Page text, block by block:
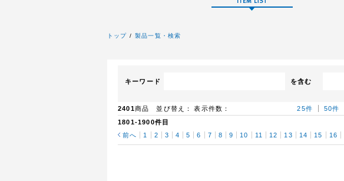
トップ 製品一覧・検索
キーワード を含む
2401商品 並び替え： 表示件数： 25件 50件
1801-1900件目
前へ
1 2 3 4 5 6 7 8 9 10 11 12 13 14 15 16